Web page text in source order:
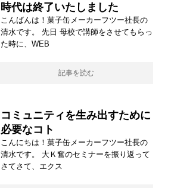
時代は終了いたしました
こんばんは！菓子缶メーカーフツー社長の
清水です。 先日 母校で講師をさせてもらっ
た時に、WEB
記事を読む
コミュニティを生み出すために
必要なコト
こんにちは！菓子缶メーカーフツー社長の
清水です。 大Ｋ奮のセミナーを振り返って
さてさて、エクス